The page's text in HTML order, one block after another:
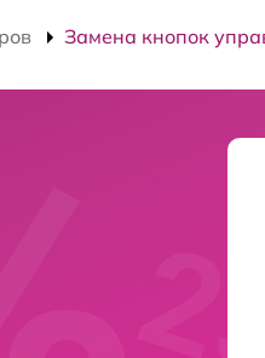
Замена кнопок